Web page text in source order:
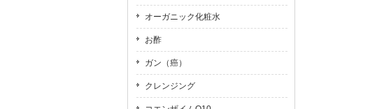
オーガニック化粧水
お酢
ガン（癌）
クレンジング